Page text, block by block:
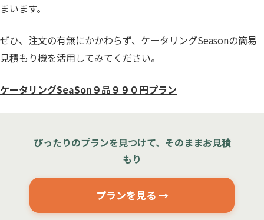
まいます。
ぜひ、注文の有無にかかわらず、ケータリングSeasonの簡易
見積もり機を活用してみてください。
ケータリングSeaSon９品９９０円プラン
ぴったりのプランを見つけて、そのままお見積
もり
プランを見る →